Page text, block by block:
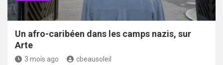
Un afro-caribéen dans les camps nazis, sur
Arte
3 mois ago cbeausoleil